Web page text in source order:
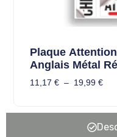
Plaque
Anglais Métal
11,17 € – 19,99 €